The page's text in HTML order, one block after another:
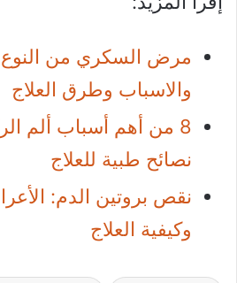
والاسباب وطرق العلاج
8 من أهم أسباب ألم
نصائح طبية للعلاج
نقص بروتين الدم:
وكيفية العلاج